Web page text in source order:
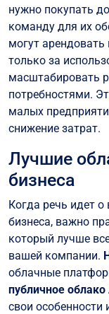
нужно покупать
команду для их
могут
только за
масштабировать
потребностями.
малых
снижение затрат.
Лучшие
бизнеса
Когда речь идет
бизнеса, важно
который лучше
вашей компании.
облачные
публичное
свои особенности